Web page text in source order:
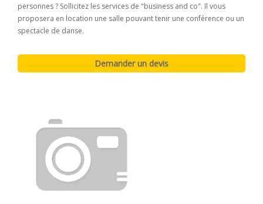
personnes ? Sollicitez les services de "business and co". Il vous
proposera en location une salle pouvant tenir une conférence ou un
spectacle de danse.